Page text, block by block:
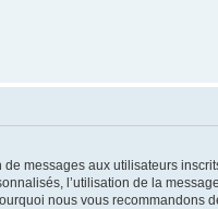
messages aux utilisateurs
l’utilisation de la
nous vous recommandons